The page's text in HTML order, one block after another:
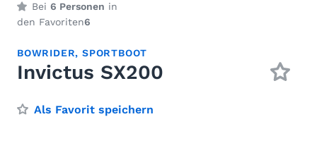
Bei 6 Personen in
den Favoriten6
BOWRIDER,SPORTBOOT
Invictus SX200
Als Favorit speichern